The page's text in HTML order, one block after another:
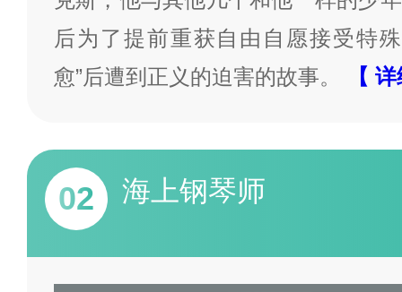
后为了提前重获自由自愿接受特
愈”后遭到正义的迫害的故事。
【
02 海上钢琴师